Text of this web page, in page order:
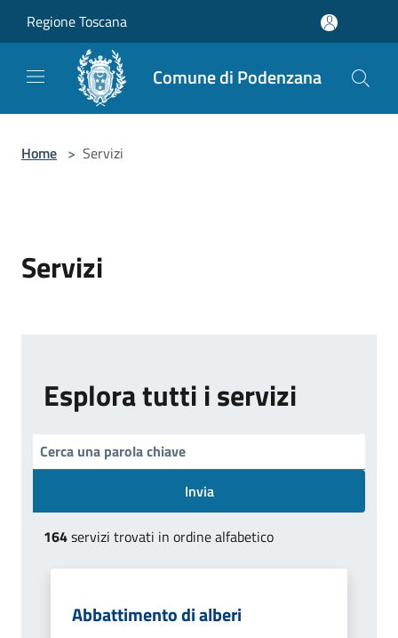
Regione Toscana
Comune di Podenzana
Home > Servizi
Servizi
Esplora tutti i servizi
Invia
164servizi trovati in ordine alfabetico
Abbattimento di alberi